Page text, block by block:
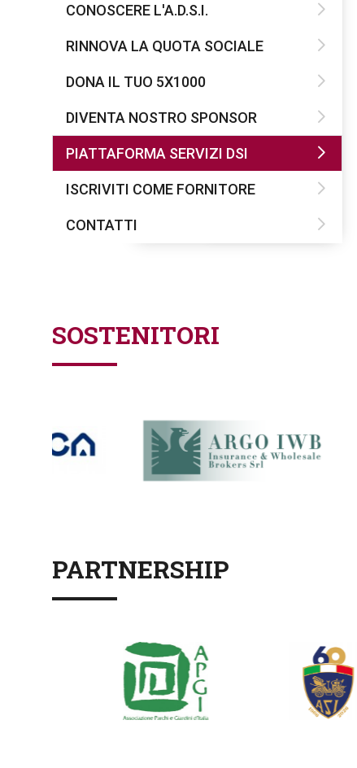
CONOSCERE L'A.D.S.I.
RINNOVA LA QUOTA SOCIALE
DONA IL TUO 5X1000
DIVENTA NOSTRO SPONSOR
PIATTAFORMA SERVIZI DSI
ISCRIVITI COME FORNITORE
CONTATTI
SOSTENITORI
PARTNERSHIP